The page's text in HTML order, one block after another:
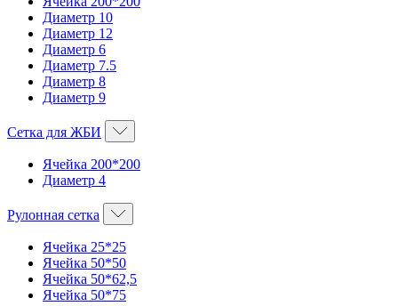
Диаметр 10
Диаметр 12
Диаметр 6
Диаметр 7.5
Диаметр 8
Диаметр 9
Сетка для ЖБИ
Ячейка 200*200
Диаметр 4
Рулонная сетка
Ячейка 25*25
Ячейка 50*50
Ячейка 50*62,5
Ячейка 50*75